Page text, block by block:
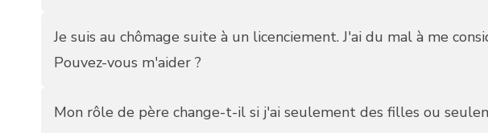
Je suis au chômage suite à un licenciement. J'ai du mal à me
Pouvez-vous m'aider ?
Mon rôle de père change-t-il si j'ai seulement des filles ou